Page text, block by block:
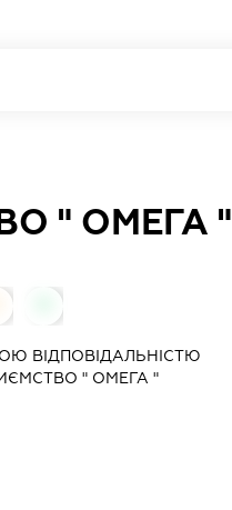
" ОМЕГА "
ВІДПОВІДАЛЬНІСТЮ
" ОМЕГА "